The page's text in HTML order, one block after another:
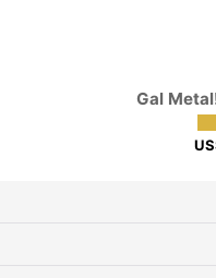
Gal